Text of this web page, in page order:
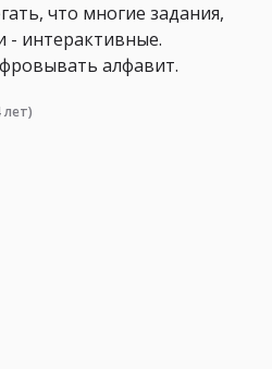
что многие задания,
- интерактивные.
алфавит.
лет)